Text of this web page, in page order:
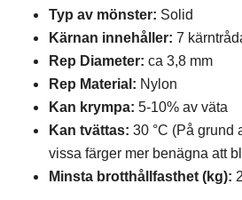
Typ av mönster: Solid
Kärnan innehåller: 7
Rep Diameter: ca 3,8 mm
Rep Material: Nylon
Kan krympa: 5-10% av väta
Kan tvättas: 30 °C (På grund
vissa färger mer benägna att
Minsta brotthållfasthet (kg):